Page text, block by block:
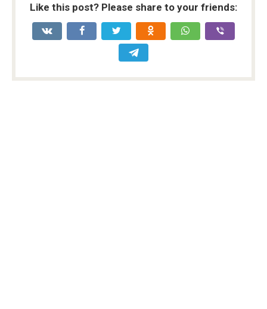
Like this post? Please share to your friends: